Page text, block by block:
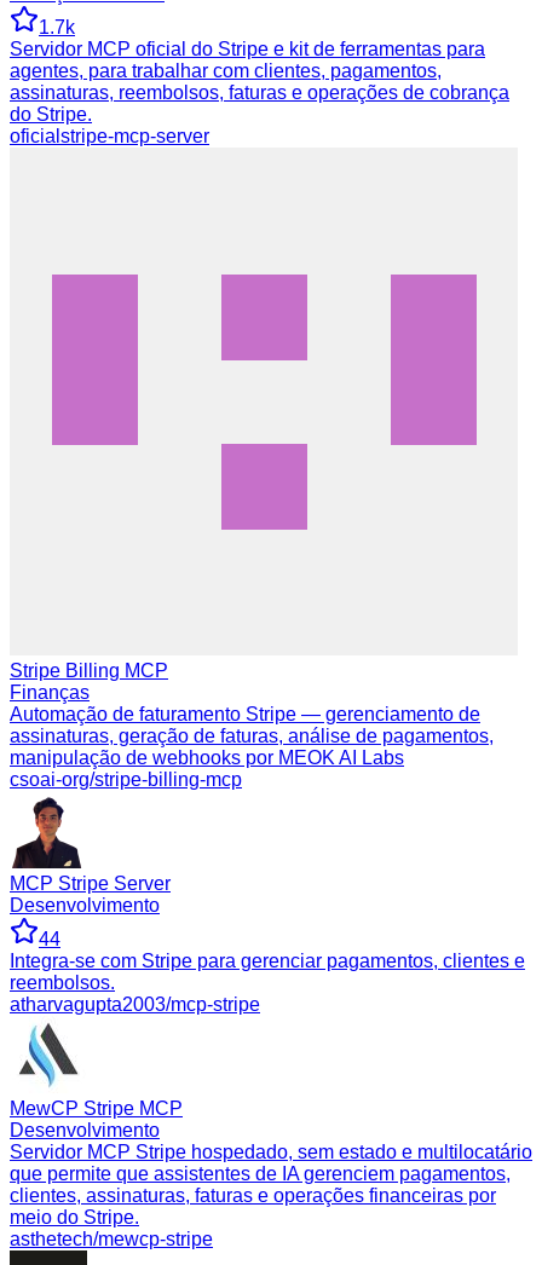
1.7k
Servidor MCP oficial do Stripe e kit de ferramentas para
agentes, para trabalhar com clientes, pagamentos,
assinaturas, reembolsos, faturas e operações de cobrança
do Stripe.
oficial stripe-mcp-server
Stripe Billing MCP
Finanças
Automação de faturamento Stripe — gerenciamento de
assinaturas, geração de faturas, análise de pagamentos,
manipulação de webhooks por MEOK AI Labs
csoai-org/stripe-billing-mcp
MCP Stripe Server
Desenvolvimento
44
Integra-se com Stripe para gerenciar pagamentos, clientes e
reembolsos.
atharvagupta2003/mcp-stripe
MewCP Stripe MCP
Desenvolvimento
Servidor MCP Stripe hospedado, sem estado e multilocatário
que permite que assistentes de IA gerenciem pagamentos,
clientes, assinaturas, faturas e operações financeiras por
meio do Stripe.
asthetech/mewcp-stripe